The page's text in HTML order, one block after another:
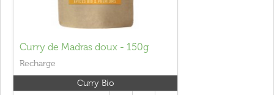
Curry de Madras doux - 150g
Recharge
Curry Bio